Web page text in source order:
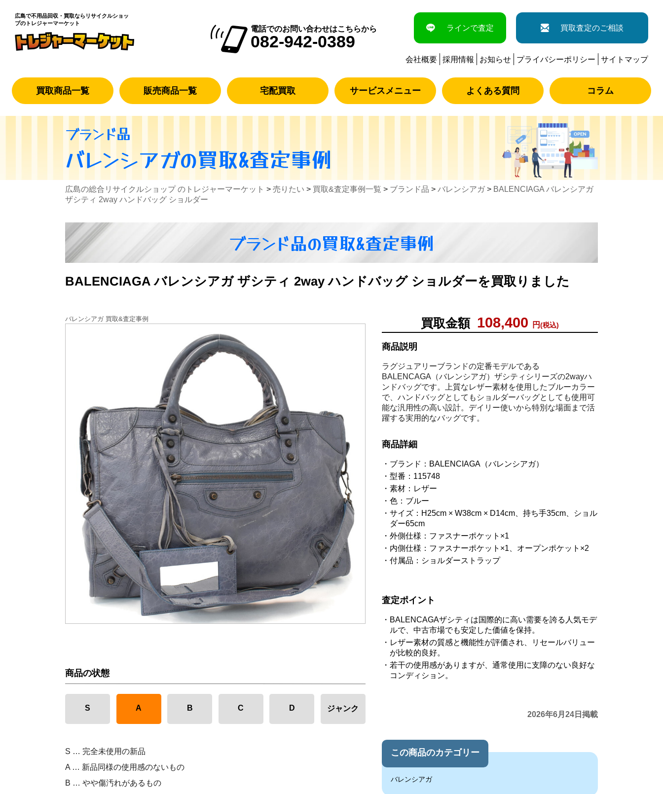
広島で不用品回収・買取なら リサイクルショッ
プのトレジャーマーケット
電話でのお問い合わせはこちらから
082-942-0389
ラインで査定 買取査定のご相談
会社概要 採用情報 お知らせ プライバシーポリシー サイトマップ
買取商品一覧 販売商品一覧 宅配買取 サービスメニュー よくある質問 コラム
ブランド品
バレンシアガの買取&査定事例
広島の総合リサイクルショップ のトレジャーマーケット > 売りたい > 買取&査定事例一覧 > ブランド品 > バレンシアガ> BALENCIAGA バレンシアガ
ザシティ 2way ハンドバッグ ショルダー
ブランド品の買取&査定事例
BALENCIAGA バレンシアガ ザシティ 2way ハンドバッグ ショルダーを買取りました
買取金額 108,400 円(税込)
商品説明
ラグジュアリーブランドの定番モデルである
BALENCAGA（バレンシアガ）ザシティシリーズの2wayハ
ンドバッグです。上質なレザー素材を使用したブルーカラー
で、ハンドバッグとしてもショルダーバッグとしても使用可
能な汎用性の高い設計。デイリー使いから特別な場面まで活
躍する実用的なバッグです。
商品詳細
ブランド：BALENCIAGA（バレンシアガ）
型番：115748
素材：レザー
色：ブルー
サイズ：H25cm × W38cm × D14cm、持ち手35cm、ショル
ダー65cm
外側仕様：ファスナーポケット×1
内側仕様：ファスナーポケット×1、オープンポケット×2
付属品：ショルダーストラップ
査定ポイント
BALENCAGAザシティは国際的に高い需要を誇る人気モデ
ルで、中古市場でも安定した価値を保持。
レザー素材の質感と機能性が評価され、リセールバリュー
が比較的良好。
若干の使用感がありますが、通常使用に支障のない良好な
コンディション。
2026年6月24日掲載
この商品のカテゴリー
バレンシアガ
バレンシアガ 買取&査定事例
商品の状態
S A B C D ジャンク
S … 完全未使用の新品
A … 新品同様の使用感のないもの
B … やや傷汚れがあるもの